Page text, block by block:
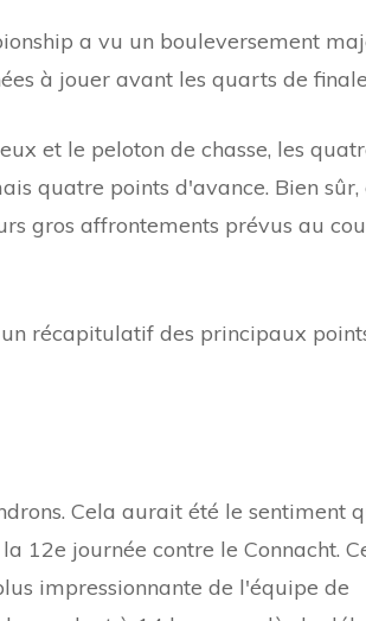
a vu un bouleversement
à jouer avant les quarts de
et le peloton de chasse, les
quatre points d'avance. Bien sûr,
gros affrontements prévus au
récapitulatif des principaux
Cela aurait été le sentiment
12e journée contre le Connacht.
impressionnante de l'équipe de